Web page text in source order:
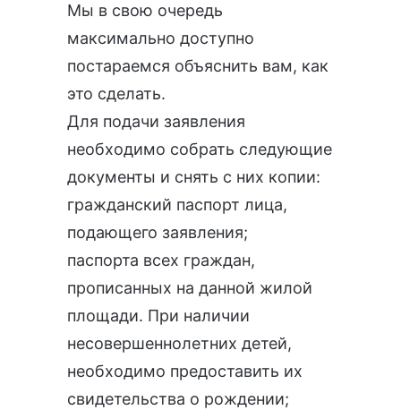
Мы в свою очередь
максимально доступно
постараемся объяснить вам, как
это сделать.
Для подачи заявления
необходимо собрать следующие
документы и снять с них копии:
гражданский паспорт лица,
подающего заявления;
паспорта всех граждан,
прописанных на данной жилой
площади. При наличии
несовершеннолетних детей,
необходимо предоставить их
свидетельства о рождении;